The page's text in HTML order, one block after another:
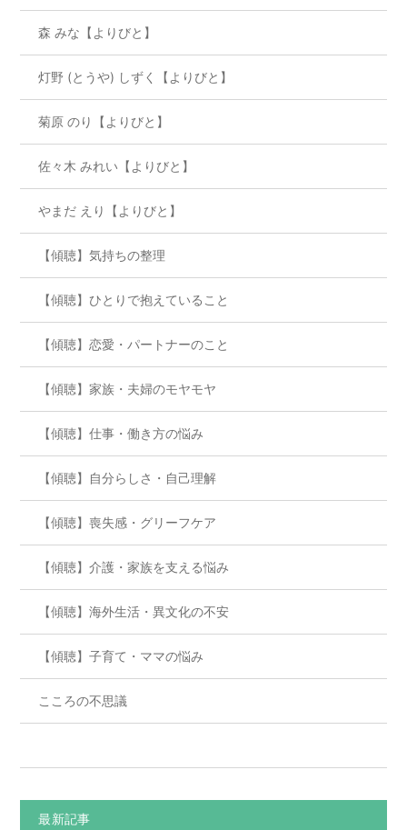
森 みな【よりびと】
灯野 (とうや) しずく【よりびと】
菊原 のり【よりびと】
佐々木 みれい【よりびと】
やまだ えり【よりびと】
【傾聴】気持ちの整理
【傾聴】ひとりで抱えていること
【傾聴】恋愛・パートナーのこと
【傾聴】家族・夫婦のモヤモヤ
【傾聴】仕事・働き方の悩み
【傾聴】自分らしさ・自己理解
【傾聴】喪失感・グリーフケア
【傾聴】介護・家族を支える悩み
【傾聴】海外生活・異文化の不安
【傾聴】子育て・ママの悩み
こころの不思議
最新記事